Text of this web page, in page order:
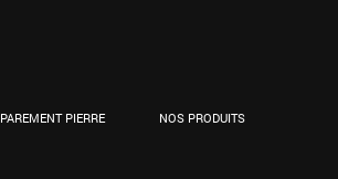
PAREMENT PIERRE NOS PRODUITS